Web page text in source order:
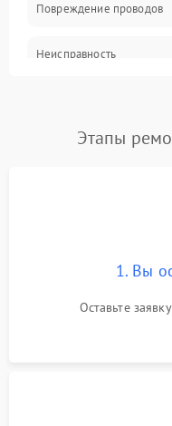
Повреждение проводов
Неисправность
Неправильная
Этапы
1. Вы
Оставьте